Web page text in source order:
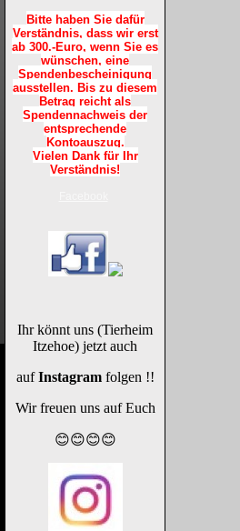
Bitte haben Sie dafür
Verständnis, dass wir erst
ab 300.-Euro, wenn Sie es
wünschen, eine
Spendenbescheinigung
ausstellen. Bis zu diesem
Betrag reicht als
Spendennachweis der
entsprechende
Kontoauszug.
Vielen Dank für Ihr
Verständnis!
Ihr könnt uns (Tierheim
Itzehoe) jetzt auch
aufInstagramfolgen !!
Wir freuen uns auf Euch
😊😊😊😊